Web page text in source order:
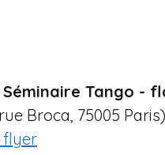
Séminaire Tango -
Broca, 75005
flyer